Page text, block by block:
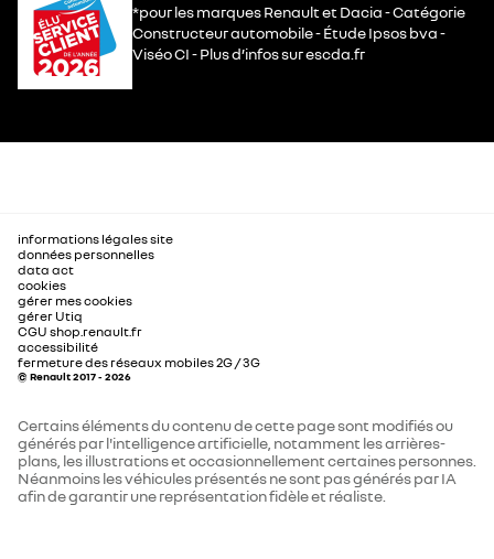
*pour les marques Renault et Dacia - Catégorie
Constructeur automobile - Étude Ipsos bva -
Viséo CI - Plus d’infos sur escda.fr
informations légales site
données personnelles
data act
cookies
gérer mes cookies
gérer Utiq
CGU shop.renault.fr
accessibilité
fermeture des réseaux mobiles 2G / 3G
© Renault 2017 - 2026
Certains éléments du contenu de cette page sont modifiés ou
générés par l'intelligence artificielle, notamment les arrières-
plans, les illustrations et occasionnellement certaines personnes.
Néanmoins les véhicules présentés ne sont pas générés par IA
afin de garantir une représentation fidèle et réaliste.